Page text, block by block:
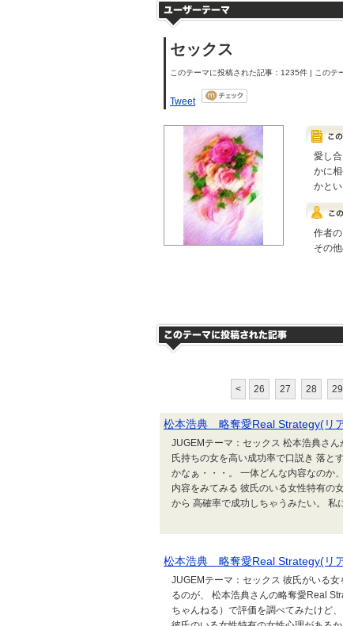
セックス
このテーマに投稿された記事：1235件 | このテ
Tweet
愛し
かに
かと
作者の
その
< 26 27 28 29
松本浩典 略奪愛Real Strategy(リ
JUGEMテーマ：セックス 松本浩典さ
氏持ちの女を高い成功率で口説き 落と
かなぁ・・・。 一体どんな内容なのか
内容をみてみる 彼氏のいる女性特有の
から 高確率で成功しちゃうみたい。 私
松本浩典 略奪愛Real Strategy(リ
JUGEMテーマ：セックス 彼氏がいる
るのが、 松本浩典さんの略奪愛Real
ちゃんねる）で評価を調べてみたけど